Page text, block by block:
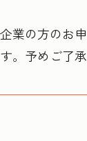
業の方のお申
。予めご了承